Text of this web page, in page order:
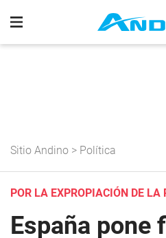
Sitio Andino > Política
POR LA EXPROPIACIÓN DE LA
España pone